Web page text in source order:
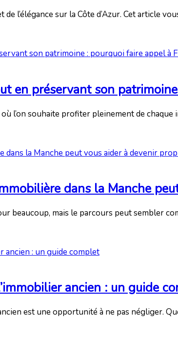
l’élégance sur la Côte d’Azur. Cet article
en préservant son
l’on souhaite profiter pleinement de
dans la Manche
beaucoup, mais le parcours peut sembler
ancien : un guide
est une opportunité à ne pas négliger.